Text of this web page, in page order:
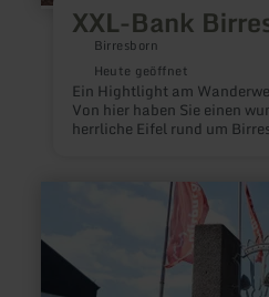
XXL-Bank
Birresborn
Heute geöffnet
Ein Hightlight am
Von hier haben Sie einen
herrliche Eifel rund um
Adenauer
Zunftbrunnen